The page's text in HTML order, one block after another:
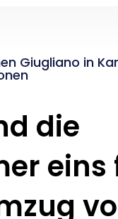
Giugliano in
die
eins